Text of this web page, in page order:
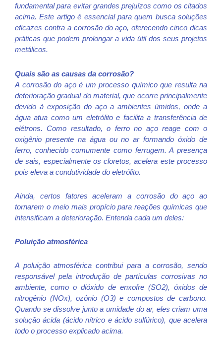
fundamental para evitar grandes prejuízos como os citados
acima. Este artigo é essencial para quem busca soluções
eficazes contra a corrosão do aço, oferecendo cinco dicas
práticas que podem prolongar a vida útil dos seus projetos
metálicos.
Quais são as causas da corrosão?
A corrosão do aço é um processo químico que resulta na
deterioração gradual do material, que ocorre principalmente
devido à exposição do aço a ambientes úmidos, onde a
água atua como um eletrólito e facilita a transferência de
elétrons. Como resultado, o ferro no aço reage com o
oxigênio presente na água ou no ar formando óxido de
ferro, conhecido comumente como ferrugem. A presença
de sais, especialmente os cloretos, acelera este processo
pois eleva a condutividade do eletrólito.
Ainda, certos fatores aceleram a corrosão do aço ao
tornarem o meio mais propício para reações químicas que
intensificam a deterioração. Entenda cada um deles:
Poluição atmosférica
A poluição atmosférica contribui para a corrosão, sendo
responsável pela introdução de partículas corrosivas no
ambiente, como o dióxido de enxofre (SO2), óxidos de
nitrogênio (NOx), ozônio (O3) e compostos de carbono.
Quando se dissolve junto a umidade do ar, eles criam uma
solução ácida (ácido nítrico e ácido sulfúrico), que acelera
todo o processo explicado acima.